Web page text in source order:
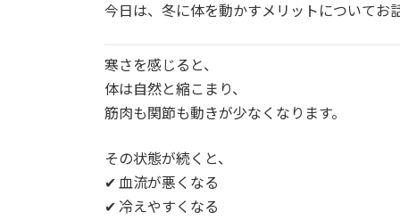
今日は、冬に体を動かすメリットについてお
寒さを感じると、
体は自然と縮こまり、
筋肉も関節も動きが少なくなります。
その状態が続くと、
✔ 血流が悪くなる
✔ 冷えやすくなる